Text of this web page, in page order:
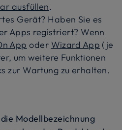
ausfüllen.
Gerät? Haben Sie es
Apps registriert? Wenn
App oder Wizard App (je
um weitere Funktionen
zur Wartung zu erhalten.
Modellbezeichnung